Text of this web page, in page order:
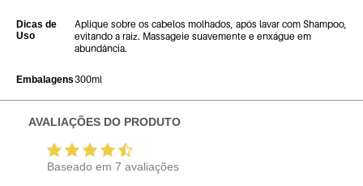
Dicas de
Uso
Aplique sobre os cabelos molhados, após lavar com Shampoo,
evitando a raiz. Massageie suavemente e enxágue em
abundância.
Embalagens300ml
AVALIAÇÕES DO PRODUTO
Baseado em 7 avaliações